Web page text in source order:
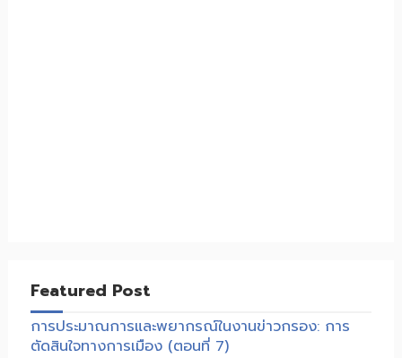
Featured Post
การประมาณการและพยากรณ์ในงานข่าวกรอง: การ
ตัดสินใจทางการเมือง (ตอนที่ 7)